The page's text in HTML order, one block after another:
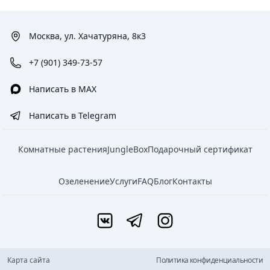
Москва, ул. Хачатуряна, 8к3
+7 (901) 349-73-57
Написать в MAX
Написать в Telegram
Комнатные растенияJungleBoxПодарочный сертификат
ОзеленениеУслугиFAQБлогКонтакты
Карта сайта Политика конфиденциальности